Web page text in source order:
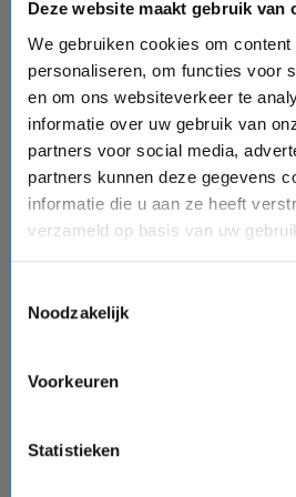
Deze website maakt gebruik van
We gebruiken cookies om
personaliseren, om functies voor
en om ons websiteverkeer te
informatie over uw gebruik van
partners voor social media,
partners kunnen deze gegevens
informatie die u aan ze heeft
verzameld op basis van uw
Noodzakelijk
Voorkeuren
Statistieken
12 daagse Noorse Fjorden
AIDA Cruises
event van: 20-06-2027 - Tot: 01-07-2027
schedule place
Vaarroute:Hamburg, Dag op Zee, Haugesund,
Geirangerfjord (varen), Alesund,
Maloy, Flam, Stavanger, Dag op
Vergelijk